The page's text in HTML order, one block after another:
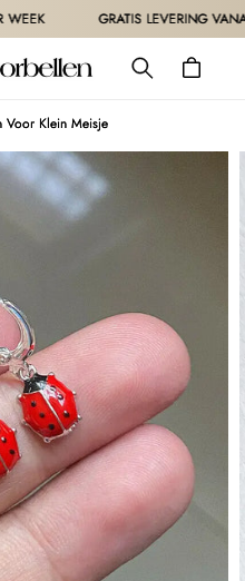
GRATIS LEVERING VANAF
Winkelwagen
Voor Klein Meisje